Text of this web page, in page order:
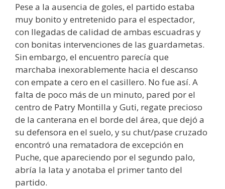
Pese a la ausencia de goles, el partido estaba
muy bonito y entretenido para el espectador,
con llegadas de calidad de ambas escuadras y
con bonitas intervenciones de las guardametas.
Sin embargo, el encuentro parecía que
marchaba inexorablemente hacia el descanso
con empate a cero en el casillero. No fue así. A
falta de poco más de un minuto, pared por el
centro de Patry Montilla y Guti, regate precioso
de la canterana en el borde del área, que dejó a
su defensora en el suelo, y su chut/pase cruzado
encontró una rematadora de excepción en
Puche, que apareciendo por el segundo palo,
abría la lata y anotaba el primer tanto del
partido.